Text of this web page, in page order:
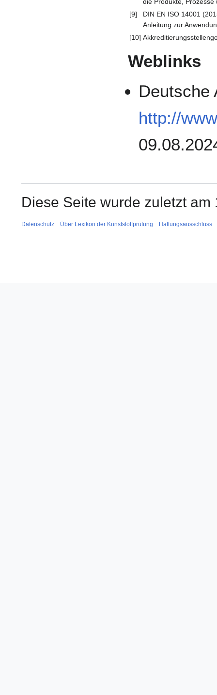
[9]
DIN EN ISO 14001
Anleitung zur
[10]
Weblinks
Deutsche
http://
Diese Seite wurde zuletzt
Datenschutz Über Lexikon der Kunststoffprüfung Haftungsausschluss